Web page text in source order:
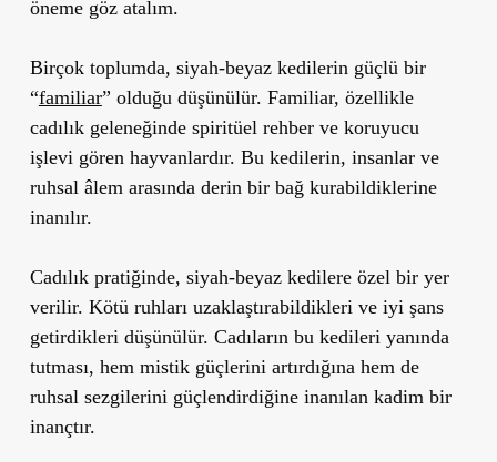
öneme göz atalım.
Birçok toplumda, siyah-beyaz kedilerin güçlü bir
“familiar” olduğu düşünülür. Familiar, özellikle
cadılık geleneğinde spiritüel rehber ve koruyucu
işlevi gören hayvanlardır. Bu kedilerin, insanlar ve
ruhsal âlem arasında derin bir bağ kurabildiklerine
inanılır.
Cadılık pratiğinde, siyah-beyaz kedilere özel bir yer
verilir. Kötü ruhları uzaklaştırabildikleri ve iyi şans
getirdikleri düşünülür. Cadıların bu kedileri yanında
tutması, hem mistik güçlerini artırdığına hem de
ruhsal sezgilerini güçlendirdiğine inanılan kadim bir
inançtır.